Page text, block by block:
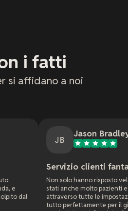
i fatti
si affidano a noi
clienti fantastico
hanno risposto velocemente, ma sono
anche molto pazienti e mi hanno guidato
tutte le impostazioni per configurare
perfettamente per il gioco cross platform